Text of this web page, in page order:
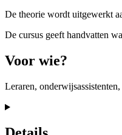
De theorie wordt uitgewerkt
De cursus geeft handvatten
Voor wie?
Leraren,